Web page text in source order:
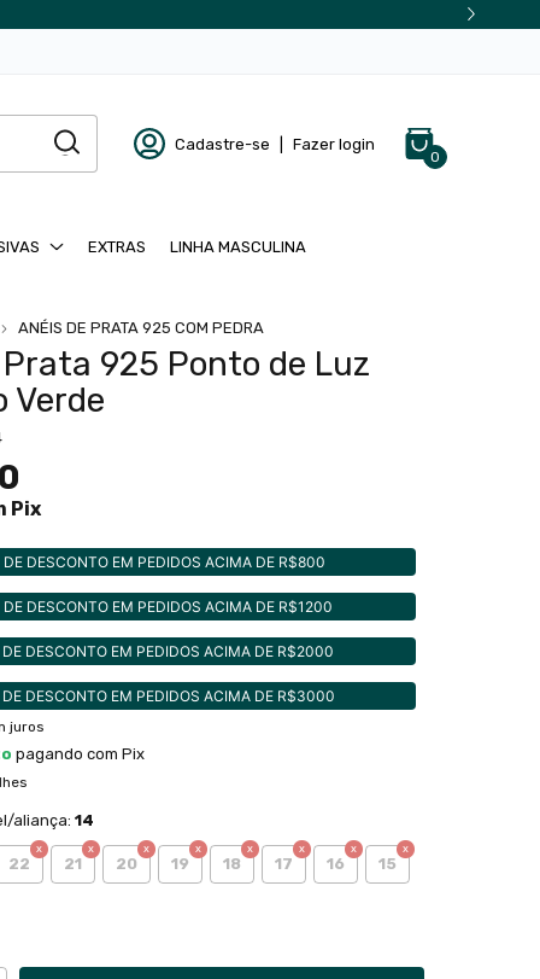
Cadastre-se Fazer login
0
EXTRAS LINHA MASCULINA
ANÉIS DE PRATA 925 COM PEDRA
925 Ponto de Luz
Verde
Pix
DE DESCONTO EM PEDIDOS ACIMA DE R$800
DE DESCONTO EM PEDIDOS ACIMA DE R$1200
DE DESCONTO EM PEDIDOS ACIMA DE R$2000
DESCONTO EM PEDIDOS ACIMA DE R$3000
juros
pagando com Pix
aliança: 14
22 21 20 19 18 17 16 15